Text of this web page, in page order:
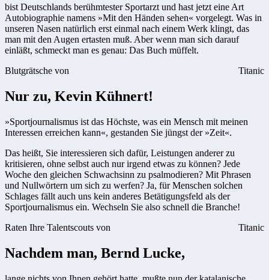
bist Deutschlands berühmtester Sportarzt und hast jetzt eine Art
Autobiographie namens »Mit den Händen sehen« vorgelegt. Was in
unseren Nasen natürlich erst einmal nach einem Werk klingt, das
man mit den Augen ertasten muß. Aber wenn man sich darauf
einläßt, schmeckt man es genau: Das Buch müffelt.
Blutgrätsche von
Titanic
Nur zu, Kevin Kühnert!
»Sportjournalismus ist das Höchste, was ein Mensch mit meinen
Interessen erreichen kann«, gestanden Sie jüngst der »Zeit«.
Das heißt, Sie interessieren sich dafür, Leistungen anderer zu
kritisieren, ohne selbst auch nur irgend etwas zu können? Jede
Woche den gleichen Schwachsinn zu psalmodieren? Mit Phrasen
und Nullwörtern um sich zu werfen? Ja, für Menschen solchen
Schlages fällt auch uns kein anderes Betätigungsfeld als der
Sportjournalismus ein. Wechseln Sie also schnell die Branche!
Raten Ihre Talentscouts von
Titanic
Nachdem man, Bernd Lucke,